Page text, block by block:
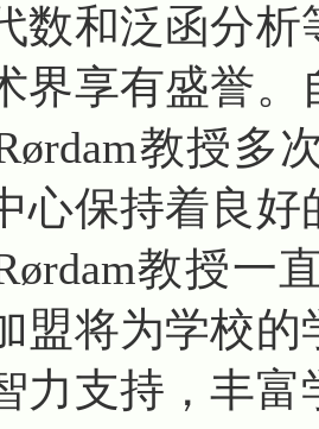
数和泛函分
界享有盛誉。
教授多
心保持着良
教授一
盟将为学校
力支持，丰